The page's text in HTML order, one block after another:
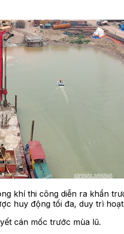
khí thi công diễn ra khẩn
huy động tối đa, duy trì
cán mốc trước mùa lũ.